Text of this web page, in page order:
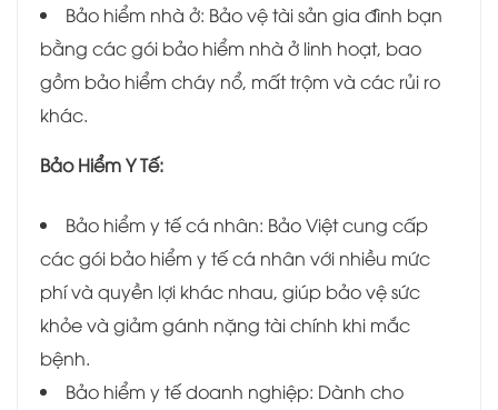
Bảo hiểm nhà ở: Bảo vệ tài sản gia đình bạn
bằng các gói bảo hiểm nhà ở linh hoạt, bao
gồm bảo hiểm cháy nổ, mất trộm và các rủi ro
khác.
Bảo Hiểm Y Tế:
Bảo hiểm y tế cá nhân: Bảo Việt cung cấp
các gói bảo hiểm y tế cá nhân với nhiều mức
phí và quyền lợi khác nhau, giúp bảo vệ sức
khỏe và giảm gánh nặng tài chính khi mắc
bệnh.
Bảo hiểm y tế doanh nghiệp: Dành cho